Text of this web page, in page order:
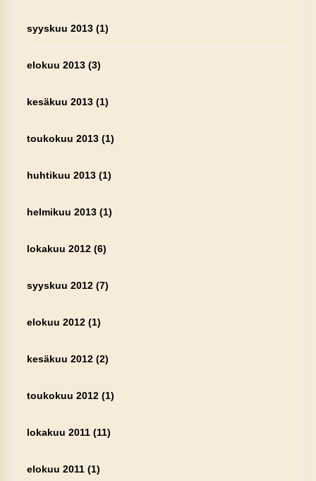
syyskuu 2013(1)
elokuu 2013(3)
kesäkuu 2013(1)
toukokuu 2013(1)
huhtikuu 2013(1)
helmikuu 2013(1)
lokakuu 2012(6)
syyskuu 2012(7)
elokuu 2012(1)
kesäkuu 2012(2)
toukokuu 2012(1)
lokakuu 2011(11)
elokuu 2011(1)